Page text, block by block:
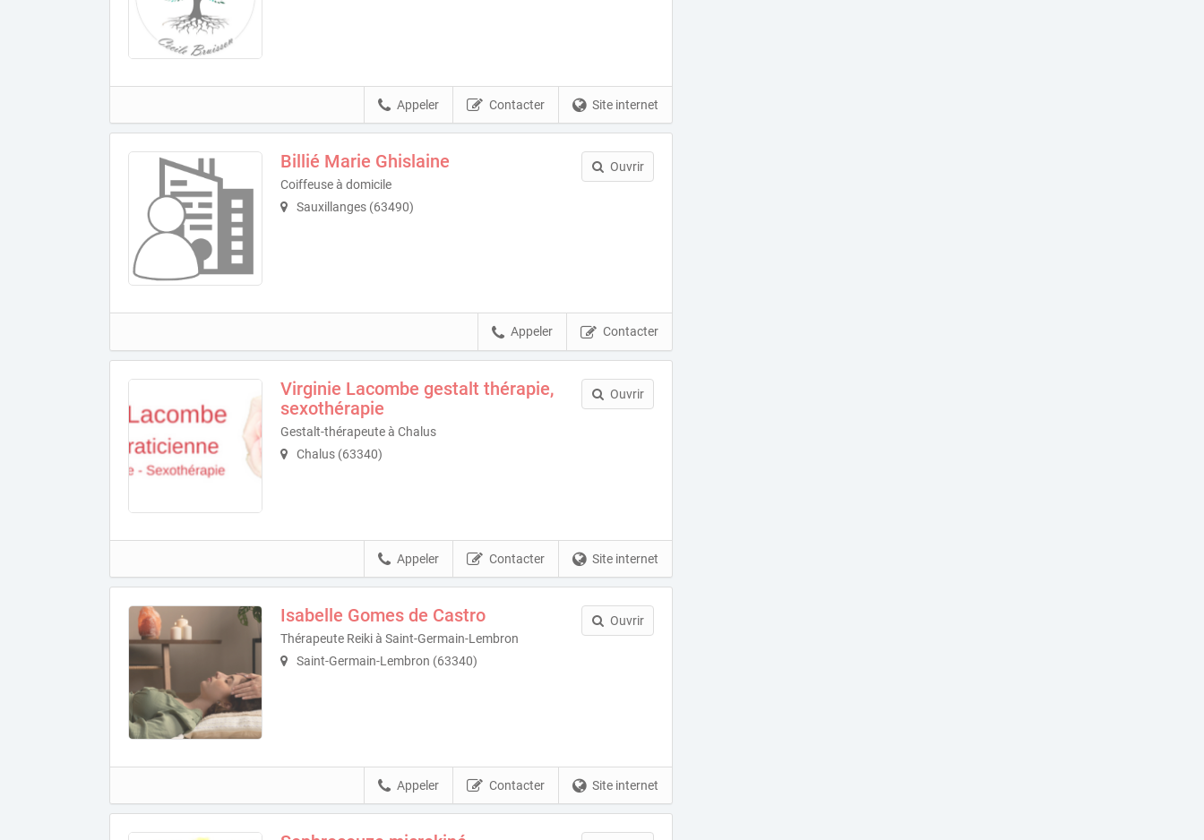
Site internet
Contacter
Appeler
Billié Marie Ghislaine
Coiffeuse à domicile
Sauxillanges (63490)
Ouvrir
Contacter
Appeler
Virginie Lacombe gestalt thérapie,
sexothérapie
Gestalt-thérapeute à Chalus
Chalus (63340)
Ouvrir
Site internet
Contacter
Appeler
Isabelle Gomes de Castro
Thérapeute Reiki à Saint-Germain-Lembron
Saint-Germain-Lembron (63340)
Ouvrir
Site internet
Contacter
Appeler